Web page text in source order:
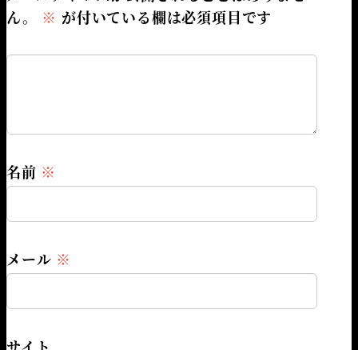
ん。
※ が付いている欄は必須項目です
名前 ※
メール ※